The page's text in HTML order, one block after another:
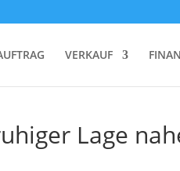
VERKAUF
Lage